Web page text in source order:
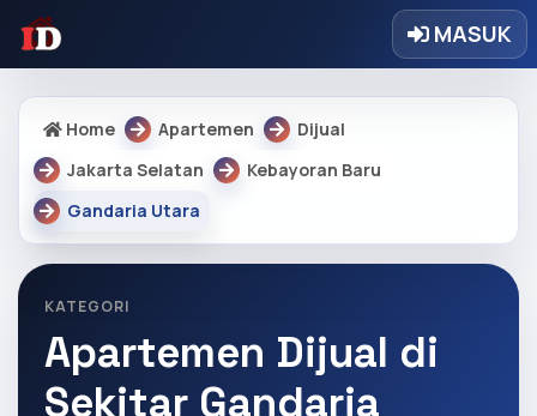
MASUK
Home Apartemen
Dijual
Jakarta Selatan
Kebayoran Baru
Gandaria Utara
KATEGORI
Apartemen Dijual di
Sekitar Gandaria